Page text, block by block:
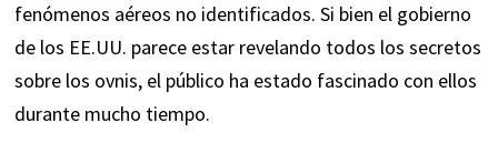
fenómenos aéreos no identificados. Si bien el gobierno
de los EE.UU. parece estar revelando todos los secretos
sobre los ovnis, el público ha estado fascinado con ellos
durante mucho tiempo.